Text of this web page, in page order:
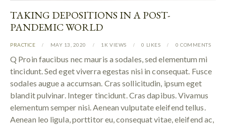
TAKING DEPOSITIONS IN A POST-
PANDEMIC WORLD
PRACTICE MAY 13, 2020 1K VIEWS 0 LIKES 0 COMMENTS
Q Proin faucibus nec mauris a sodales, sed elementum mi
tincidunt. Sed eget viverra egestas nisi in consequat. Fusce
sodales augue a accumsan. Cras sollicitudin, ipsum eget
blandit pulvinar. Integer tincidunt. Cras dapibus. Vivamus
elementum semper nisi. Aenean vulputate eleifend tellus.
Aenean leo ligula, porttitor eu, consequat vitae, eleifend ac,